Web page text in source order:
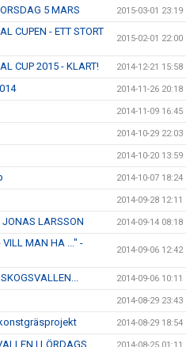
5 MARS 2015-03-01 23:19
CUPEN - ETT STORT
2015-02-01 22:00
CUP 2015 - KLART! 2014-12-21 15:58
2014-11-26 20:18
2014-11-09 16:45
2014-10-29 22:03
2014-10-20 13:59
2014-10-07 18:24
2014-09-28 12:11
JONAS LARSSON 2014-09-14 08:18
VILL MAN HA ..." -
2014-09-06 12:42
2014-09-06 10:11
2014-08-29 23:43
2014-08-29 18:54
I LÖRDAGS